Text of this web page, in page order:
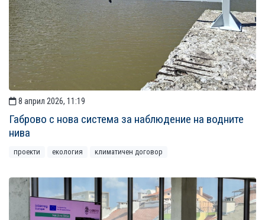
8 април 2026, 11:19
Габрово с нова система за наблюдение на водните
нива
проекти екология климатичен договор